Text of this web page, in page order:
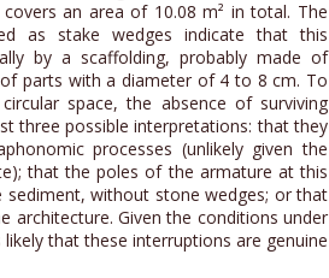
an area of 10.08 m² in total. The
as stake wedges indicate that this
by a scaffolding, probably made of
parts with a diameter of 4 to 8 cm. To
space, the absence of surviving
three possible interpretations: that they
processes (unlikely given the
that the poles of the armature at this
sediment, without stone wedges; or that
architecture. Given the conditions under
that these interruptions are genuine